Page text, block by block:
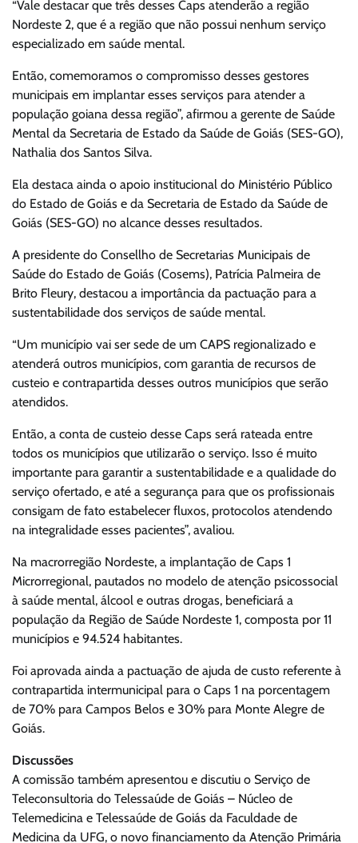
“Vale destacar que três desses Caps atenderão a região
Nordeste 2, que é a região que não possui nenhum serviço
especializado em saúde mental.
Então, comemoramos o compromisso desses gestores
municipais em implantar esses serviços para atender a
população goiana dessa região”, afirmou a gerente de Saúde
Mental da Secretaria de Estado da Saúde de Goiás (SES-GO),
Nathalia dos Santos Silva.
Ela destaca ainda o apoio institucional do Ministério Público
do Estado de Goiás e da Secretaria de Estado da Saúde de
Goiás (SES-GO) no alcance desses resultados.
A presidente do Consellho de Secretarias Municipais de
Saúde do Estado de Goiás (Cosems), Patrícia Palmeira de
Brito Fleury, destacou a importância da pactuação para a
sustentabilidade dos serviços de saúde mental.
“Um município vai ser sede de um CAPS regionalizado e
atenderá outros municípios, com garantia de recursos de
custeio e contrapartida desses outros municípios que serão
atendidos.
Então, a conta de custeio desse Caps será rateada entre
todos os municípios que utilizarão o serviço. Isso é muito
importante para garantir a sustentabilidade e a qualidade do
serviço ofertado, e até a segurança para que os profissionais
consigam de fato estabelecer fluxos, protocolos atendendo
na integralidade esses pacientes”, avaliou.
Na macrorregião Nordeste, a implantação de Caps 1
Microrregional, pautados no modelo de atenção psicossocial
à saúde mental, álcool e outras drogas, beneficiará a
população da Região de Saúde Nordeste 1, composta por 11
municípios e 94.524 habitantes.
Foi aprovada ainda a pactuação de ajuda de custo referente à
contrapartida intermunicipal para o Caps 1 na porcentagem
de 70% para Campos Belos e 30% para Monte Alegre de
Goiás.
Discussões
A comissão também apresentou e discutiu o Serviço de
Teleconsultoria do Telessaúde de Goiás – Núcleo de
Telemedicina e Telessaúde de Goiás da Faculdade de
Medicina da UFG, o novo financiamento da Atenção Primária